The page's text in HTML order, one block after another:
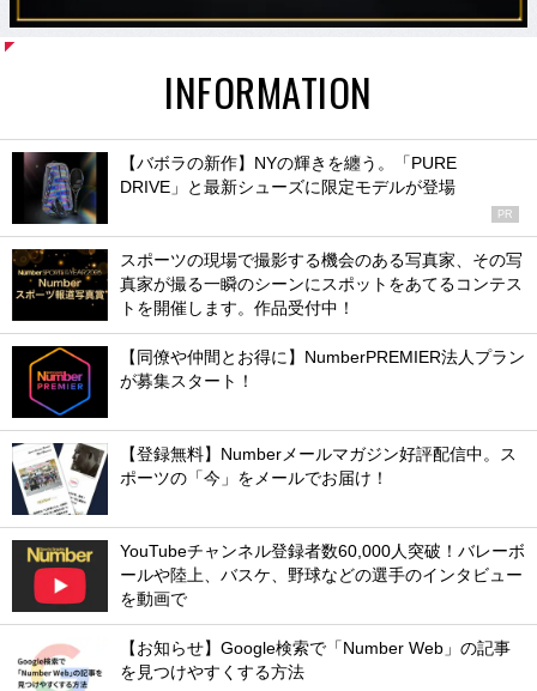
INFORMATION
【バボラの新作】NYの輝きを纏う。「PURE
DRIVE」と最新シューズに限定モデルが登場
PR
スポーツの現場で撮影する機会のある写真家、その写
真家が撮る一瞬のシーンにスポットをあてるコンテス
トを開催します。作品受付中！
【同僚や仲間とお得に】NumberPREMIER法人プラン
が募集スタート！
【登録無料】Numberメールマガジン好評配信中。ス
ポーツの「今」をメールでお届け！
YouTubeチャンネル登録者数60,000人突破！バレーボ
ールや陸上、バスケ、野球などの選手のインタビュー
を動画で
【お知らせ】Google検索で「Number Web」の記事
を見つけやすくする方法